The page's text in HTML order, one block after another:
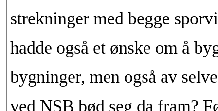
strekninger med begge
hadde også et ønske om å
bygninger, men også av
ved NSB bød seg da fram?